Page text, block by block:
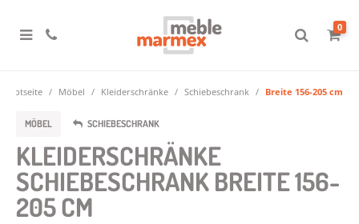
0
Möbel Kleiderschränke Schiebeschrank Breite 156-205 cm
MÖBEL SCHIEBESCHRANK
KLEIDERSCHRÄNKE
SCHIEBESCHRANK BREITE 156-
205 CM